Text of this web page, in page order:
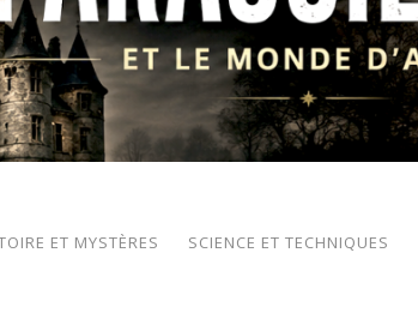
ET MYSTÈRES SCIENCE ET TECHNIQUES